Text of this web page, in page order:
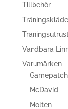
Tillbehör
Vändbara
Varumärken
Gamepatch
McDavid
Molten